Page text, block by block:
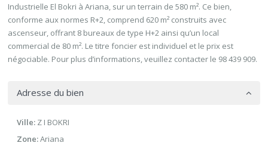
Industrielle El Bokri à Ariana, sur un terrain de 580 m². Ce bien,
conforme aux normes R+2, comprend 620 m² construits avec
ascenseur, offrant 8 bureaux de type H+2 ainsi qu’un local
commercial de 80 m². Le titre foncier est individuel et le prix est
négociable. Pour plus d’informations, veuillez contacter le 98 439 909.
Adresse du bien
Ville: Z I BOKRI
Zone:Ariana